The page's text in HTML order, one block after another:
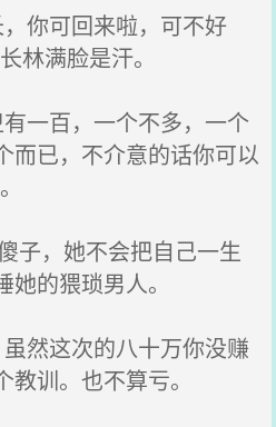
你可回来啦，可不好
林满脸是汗。
一百，一个不多，一个
而已，不介意的话你可以
子，她不会把自己一生
的猥琐男人。
然这次的八十万你没赚
训。也不算亏。